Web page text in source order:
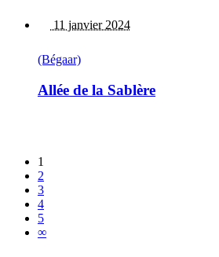
11 janvier 2024
(Bégaar)
Allée de la Sablère
1
2
3
4
5
∞